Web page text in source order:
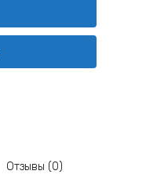
Отзывы (0)